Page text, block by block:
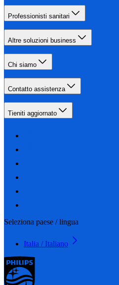
Professionisti sanitari
Altre soluzioni business
Chi siamo
Contatto assistenza
Tieniti aggiornato
Seleziona paese / lingua
Italia / Italiano